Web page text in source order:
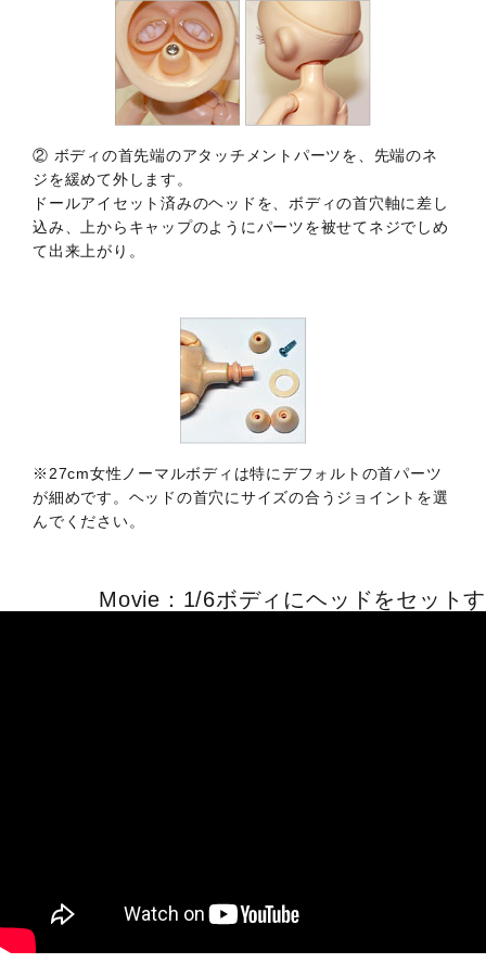
② ボディの首先端のアタッチメントパーツを、先端のネ
ジを緩めて外します。
ドールアイセット済みのヘッドを、ボディの首穴軸に差し
込み、上からキャップのようにパーツを被せてネジでしめ
て出来上がり。
※27cm女性ノーマルボディは特にデフォルトの首パーツ
が細めです。ヘッドの首穴にサイズの合うジョイントを選
んでください。
Movie：1/6ボディにヘッドをセット